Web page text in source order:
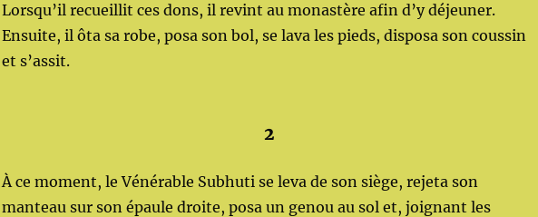
Lorsqu’il recueillit ces dons, il revint au monastère afin d’y déjeuner.
Ensuite, il ôta sa robe, posa son bol, se lava les pieds, disposa son coussin
et s’assit.
2
À ce moment, le Vénérable Subhuti se leva de son siège, rejeta son
manteau sur son épaule droite, posa un genou au sol et, joignant les